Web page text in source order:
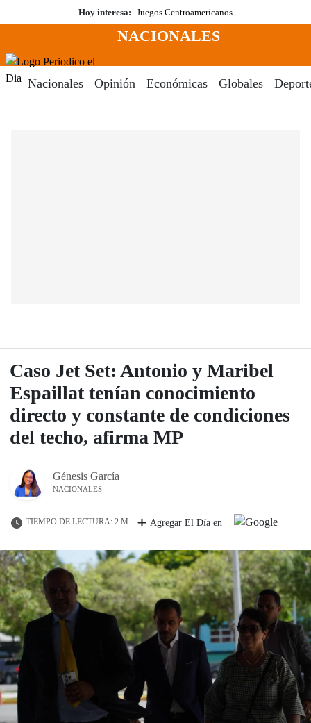
al
Hoy interesa: Juegos Centroamericanos
Menú
NACIONALES
Nacionales Opinión Económicas Globales
Caso Jet Set: Antonio y Maribel
Espaillat tenían conocimiento
directo y constante de condiciones
del techo, afirma MP
Génesis García
NACIONALES
TIEMPO DE LECTURA: 2 M Agregar El Día en